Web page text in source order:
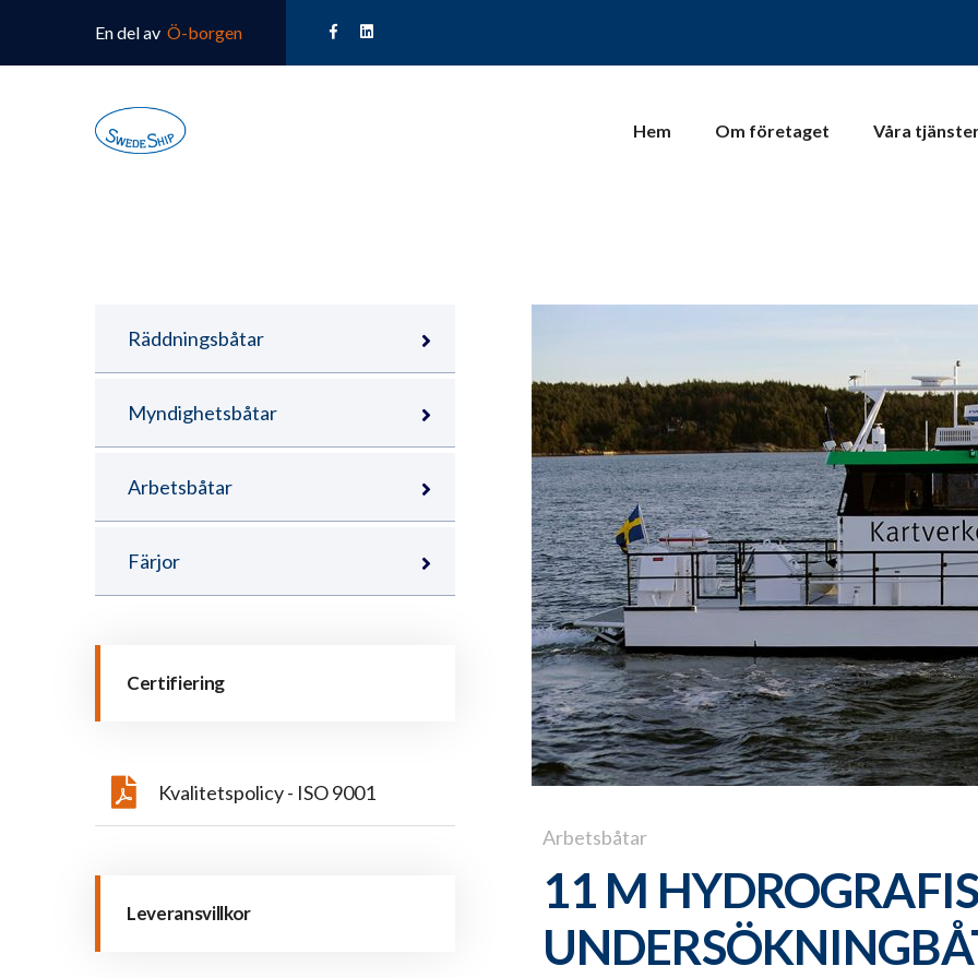
En del av Ö-borgen
Hem Om företaget Våra
Räddningsbåtar
Myndighetsbåtar
Arbetsbåtar
Färjor
Certifiering
Kvalitetspolicy - ISO 9001
Leveransvillkor
Arbetsbåtar
11 M